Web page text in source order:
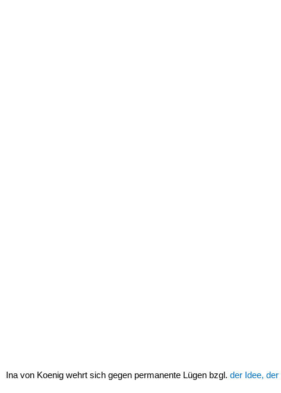
Ina von Koenig wehrt sich gegen permanente Lügen bzgl. der Idee,